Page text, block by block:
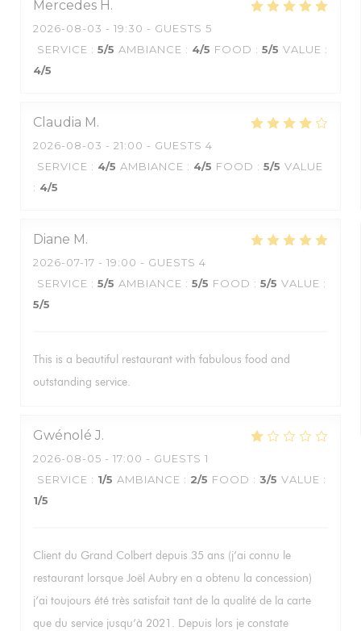
Mercedes H
2026-08-03 - 19:30 - GUESTS 5
SERVICE : 5/5 AMBIANCE : 4/5 FOOD : 5/5 VALUE :
4/5
Claudia M
2026-08-03 - 21:00 - GUESTS 4
SERVICE : 4/5 AMBIANCE : 4/5 FOOD : 5/5 VALUE
: 4/5
Diane M
2026-07-17 - 19:00 - GUESTS 4
SERVICE : 5/5 AMBIANCE : 5/5 FOOD : 5/5 VALUE :
5/5
This is a beautiful restaurant with fabulous food and
outstanding service.
Gwénolé J
2026-08-05 - 17:00 - GUESTS 1
SERVICE : 1/5 AMBIANCE : 2/5 FOOD : 3/5 VALUE :
1/5
Client du Grand Colbert depuis 35 ans (j’ai connu le
restaurant lorsque Joël Aubry en a obtenu la concession)
j’ai toujours été très satisfait tant de la qualité de la carte
que du service jusqu’à 2021. Depuis lors je constate